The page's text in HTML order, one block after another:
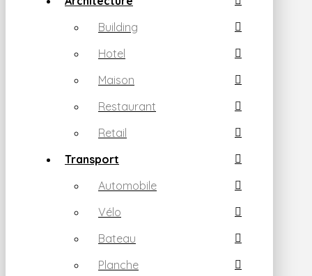
Building
Hotel
Maison
Restaurant
Retail
Transport
Automobile
Vélo
Bateau
Planche